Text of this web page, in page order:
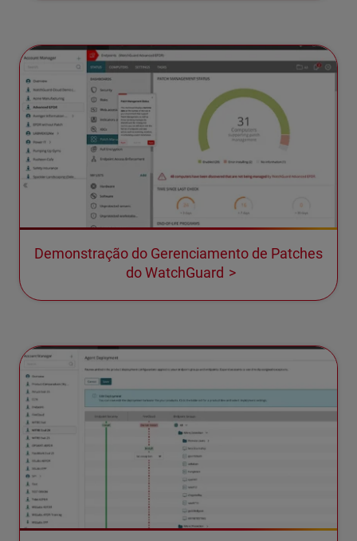
Demonstração do Gerenciamento de Patches
do WatchGuard